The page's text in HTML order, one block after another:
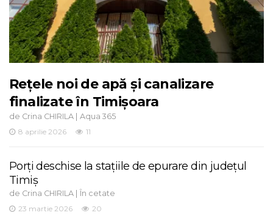
Rețele noi de apă și canalizare
finalizate în Timișoara
de Crina CHIRILA | Aqua 365
8 aprilie 2026
11
Porți deschise la stațiile de epurare din județul
Timiș
de Crina CHIRILA | În cetate
23 martie 2026
20